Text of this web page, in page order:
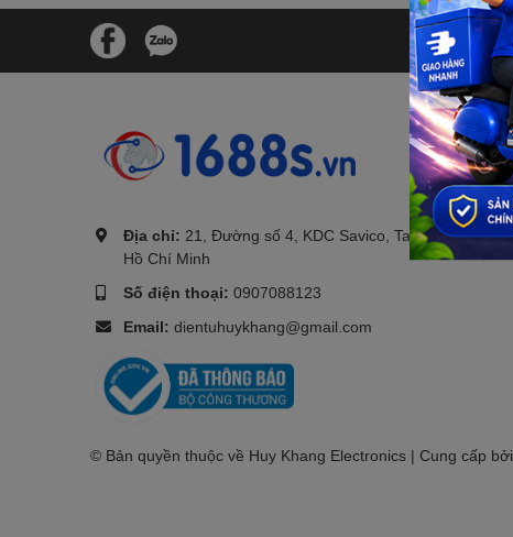
Địa chỉ: 21, Đường số 4, KDC Savico, Tam Bình, TP.
Hồ Chí Minh
Số điện thoại: 0907088123
Email: dientuhuykhang@gmail.com
© Bản quyền thuộc về Huy Khang Electronics | Cung cấp bởi